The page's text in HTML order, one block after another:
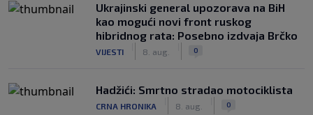
Ukrajinski general upozorava na BiH
kao mogući novi front ruskog
hibridnog rata: Posebno izdvaja Brčko
VIJESTI 8. aug. 0
Hadžići: Smrtno stradao motociklista
CRNA HRONIKA 8. aug. 0